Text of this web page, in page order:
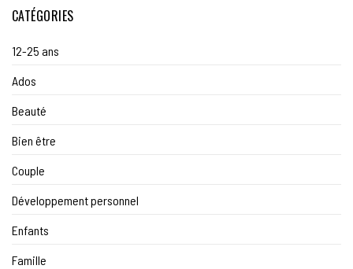
CATÉGORIES
12-25 ans
Ados
Beauté
Bien être
Couple
Développement personnel
Enfants
Famille